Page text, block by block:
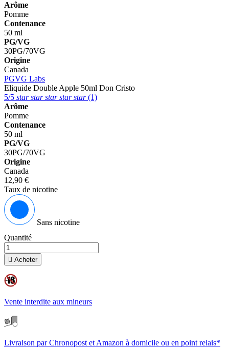
Arôme
Pomme
Contenance
50 ml
PG/VG
30PG/70VG
Origine
Canada
PGVG Labs
Eliquide Double Apple 50ml Don Cristo
5/5 starstarstarstarstar(1)
Arôme
Pomme
Contenance
50 ml
PG/VG
30PG/70VG
Origine
Canada
12,90 €
Taux de nicotine
Sans nicotine
Quantité
 Acheter
Vente interdite aux mineurs
Livraison par Chronopost et Amazon à domicile ou en point relais*